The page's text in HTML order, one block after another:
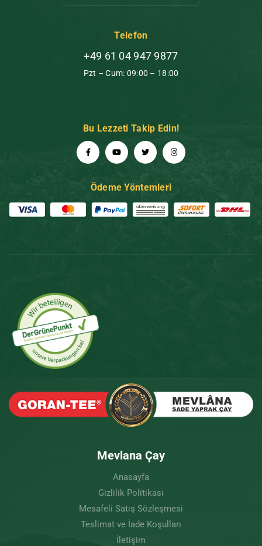
Telefon
+49 61 04 947 9877
Pzt – Cum: 09:00 – 18:00
Bu Lezzeti Takip Edin!
Ödeme Yöntemleri
Mevlana Çay
Anasayfa
Gizlilik Politikası
Mesafeli Satış Sözleşmesi
Teslimat ve İade Koşulları
İletişim